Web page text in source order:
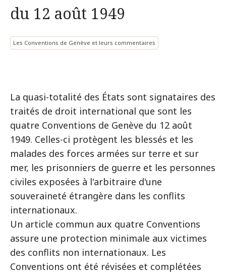
du 12 août 1949
Les Conventions de Genève et leurs commentaires
La quasi-totalité des États sont signataires des
traités de droit international que sont les
quatre Conventions de Genève du 12 août
1949. Celles-ci protègent les blessés et les
malades des forces armées sur terre et sur
mer, les prisonniers de guerre et les personnes
civiles exposées à l'arbitraire d'une
souveraineté étrangère dans les conflits
internationaux.
Un article commun aux quatre Conventions
assure une protection minimale aux victimes
des conflits non internationaux. Les
Conventions ont été révisées et complétées